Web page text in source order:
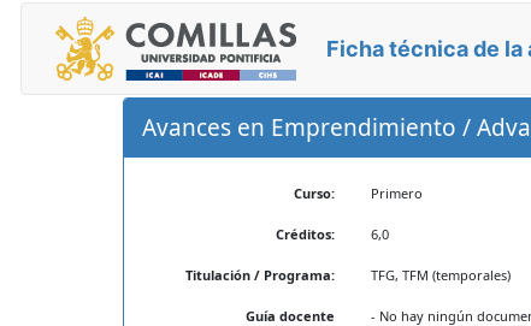
Ficha técnica de la
Avances en Emprendimiento /
Curso: Primero
Créditos: 6,0
Titulación / Programa: TFG, TFM (temporales)
Guía docente - No hay ningún